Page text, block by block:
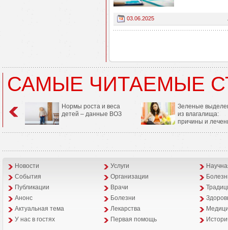
03.06.2025
САМЫЕ ЧИТАЕМЫЕ
Нормы роста и веса
детей – данные ВОЗ
Зеленые
из влагалища:
причины и
Новости Услуги
События
Организации
Публикации
Врачи
Анонс
Болезни
Aктуальная тема
Лекарства
У нас в гостях
Первая помощь